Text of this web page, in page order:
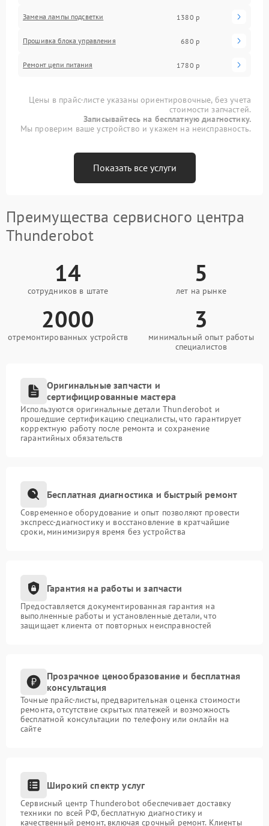
Замена лампы подсветки 1380 р
Прошивка блока управления 680 р
Ремонт цепи питания 1780 р
Цены в прайс-листе указаны ориентировочные, без учета
стоимости запчастей.
Записывайтесь на бесплатную диагностику.
Мы проверим ваше устройство и укажем на неисправность.
Показать все услуги
Преимущества сервисного центра
Thunderobot
14
сотрудников в штате
5
лет на рынке
2000
отремонтированных устройств
3
минимальный опыт работы
специалистов
Оригинальные запчасти и
сертифицированные мастера
Используются оригинальные детали Thunderobot и
прошедшие сертификацию специалисты, что гарантирует
корректную работу после ремонта и сохранение
гарантийных обязательств
Бесплатная диагностика и быстрый ремонт
Современное оборудование и опыт позволяют провести
экспресс-диагностику и восстановление в кратчайшие
сроки, минимизируя время без устройства
Гарантия на работы и запчасти
Предоставляется документированная гарантия на
выполненные работы и установленные детали, что
защищает клиента от повторных неисправностей
Прозрачное ценообразование и бесплатная
консультация
Точные прайс-листы, предварительная оценка стоимости
ремонта, отсутствие скрытых платежей и возможность
бесплатной консультации по телефону или онлайн на
сайте
Широкий спектр услуг
Сервисный центр Thunderobot обеспечивает доставку
техники по всей РФ, бесплатную диагностику и
качественный ремонт, включая срочный ремонт. Клиенты